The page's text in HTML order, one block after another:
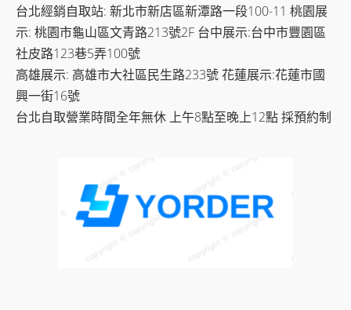
台北經銷自取站: 新北市新店區新潭路一段100-11 桃園展
示: 桃園市龜山區文青路213號2F 台中展示:台中市豐園區
社皮路123巷5弄100號
高雄展示: 高雄市大社區民生路233號 花蓮展示:花蓮市國
興一街16號
台北自取營業時間全年無休 上午8點至晚上12點 採預約制